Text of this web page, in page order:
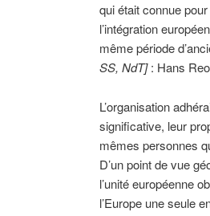
qui était connue
l’intégration
même période
SS, NdT]: Hans
L’organisation
significative, leur
mêmes personnes
D’un point de vue
l’unité européenne
l’Europe une seule